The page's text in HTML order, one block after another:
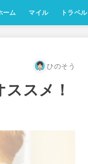
ーム マイル トラベル
ひのそう
スメ！